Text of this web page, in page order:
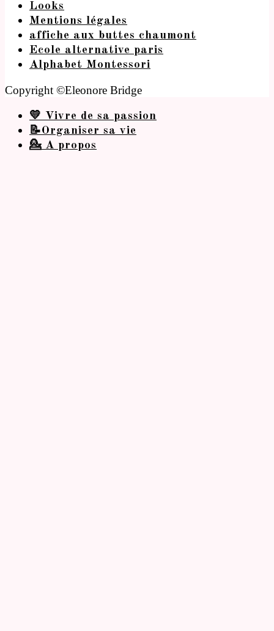
Looks
Mentions légales
affiche aux buttes chaumont
Ecole alternative paris
Alphabet Montessori
Copyright ©Eleonore Bridge
💛 Vivre de sa passion
📝Organiser sa vie
💁 A propos